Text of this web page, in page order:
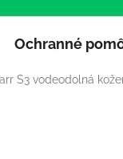
Ochranné
S3 vodeodolná